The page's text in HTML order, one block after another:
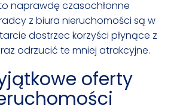
naprawdę czasochłonne
z biura nieruchomości są w
dostrzec korzyści płynące z
odrzucić te mniej atrakcyjne.
oferty